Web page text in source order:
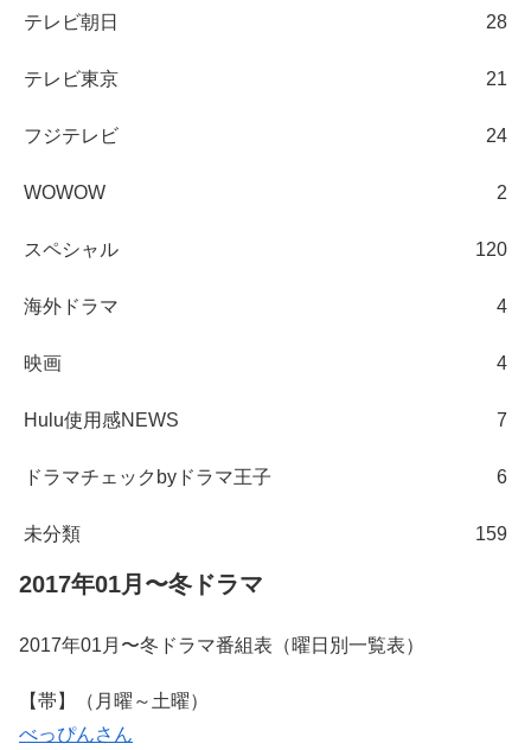
テレビ朝日 28
テレビ東京 21
フジテレビ 24
WOWOW 2
スペシャル 120
海外ドラマ 4
映画 4
Hulu使用感NEWS 7
ドラマチェックbyドラマ王子 6
未分類 159
2017年01月〜冬ドラマ
2017年01月〜冬ドラマ番組表（曜日別一覧表）
【帯】（月曜～土曜）
べっぴんさん